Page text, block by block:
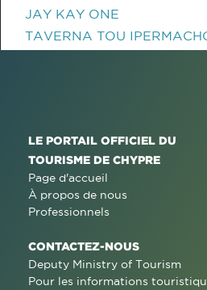
JAY KAY ONE
TAVERNA TOU
LE PORTAIL OFFICIEL DU
TOURISME DE CHYPRE
Page d'accueil
À propos de nous
Professionnels
CONTACTEZ-NOUS
Deputy Ministry of Tourism
Pour les informations